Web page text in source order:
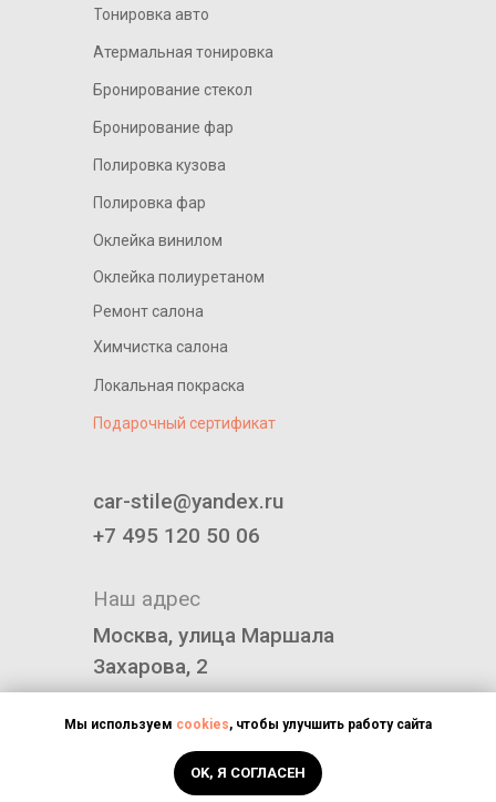
car-stile@yandex.ru
+7 495 120 50 06
Наш адрес
Москва, улица Маршала
Захарова, 2
Политика конфиденциальности
Тонировка авто
Атермальная тонировка
Бронирование стекол
Бронирование фар
Локальная покраска
Подарочный сертификат
Оклейка винилом
Оклейка полиуретаном
Химчистка салона
Полировка кузова
Полировка фар
Ремонт салона
Мы используем cookies, чтобы улучшить работу сайта
OK, Я СОГЛАСЕН